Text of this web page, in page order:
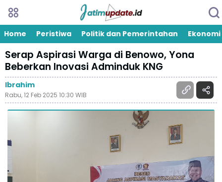
Home Peristiwa Politik dan Pemerintahan Ekonomi
Serap Aspirasi Warga di Benowo, Yona
Beberkan Inovasi Adminduk KNG
Ibrahim
Rabu, 12 Feb 2025 10:30 WIB